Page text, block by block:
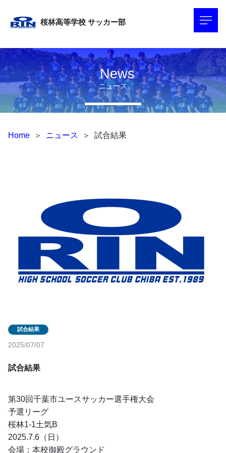
桜林高等学校 サッカー部
ニュース
News
Home ＞ ニュース ＞ 試合結果
2025/07/07
試合結果
第30回千葉市ユースサッカー選手権大会
予選リーグ
桜林1-1土気B
2025.7.6（日）
会場：本校御殿グラウンド